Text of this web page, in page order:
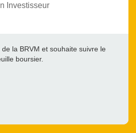
Investisseur
la BRVM et souhaite suivre le
boursier.